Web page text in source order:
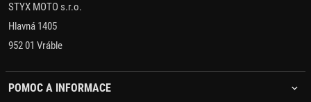
STYX MOTO s.r.o.
Hlavná 1405
952 01 Vráble
POMOC A INFORMACE